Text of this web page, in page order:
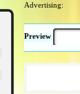
Advertising:
Preview